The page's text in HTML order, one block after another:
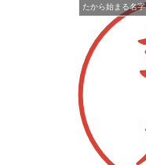
たから始まる名字